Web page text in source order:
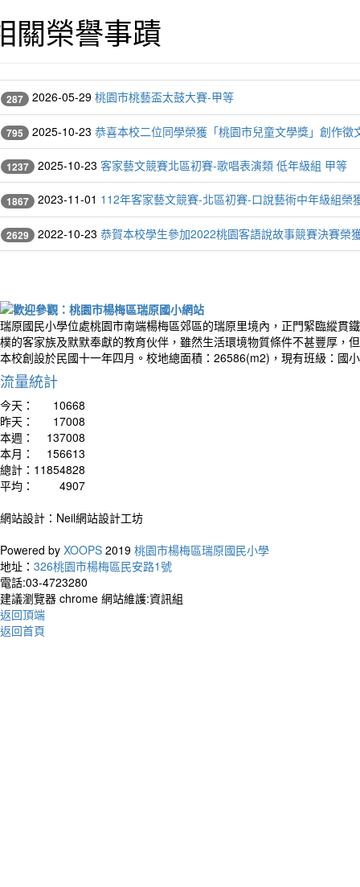
世界
皺眉
關榮譽事蹟
287 2026-05-29 桃園市桃藝盃太鼓大賽-甲等
795 2025-10-23 恭喜本校二位同學榮獲「桃園市兒童文學獎」創作
1237 2025-10-23 客家藝文競賽北區初賽-歌唱表演類 低年級組 甲等
1867 2023-11-01 112年客家藝文競賽-北區初賽-口說藝術中年級組榮
2629 2022-10-23 恭賀本校學生參加2022桃園客語說故事競賽決賽榮
瑞原國民小學位處桃園市南端楊梅區郊區的瑞原里境內，正門緊臨縱貫
樸的客家族及默默奉獻的教育伙伴，雖然生活環境物質條件不甚豐厚，
本校創設於民國十一年四月。校地總面積：26586(m2)，現有班級：國
流量統計
今天：
10668
昨天：
17008
本週：
137008
本月：
156613
總計： 11854828
平均：
4907
網站設計：Neil網站設計工坊
Powered by XOOPS 2019 桃園市楊梅區瑞原國民小學
地址： 326桃園市楊梅區民安路1號
電話:03-4723280
建議瀏覽器 chrome 網站維護:資訊組
返回頂端
返回首頁